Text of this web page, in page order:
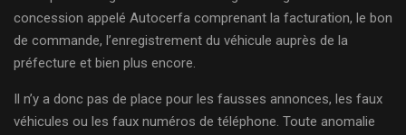
concession appelé Autocerfa comprenant la facturation, le bon
de commande, l’enregistrement du véhicule auprès de la
préfecture et bien plus encore.
Il n’y a donc pas de place pour les fausses annonces, les faux
véhicules ou les faux numéros de téléphone. Toute anomalie